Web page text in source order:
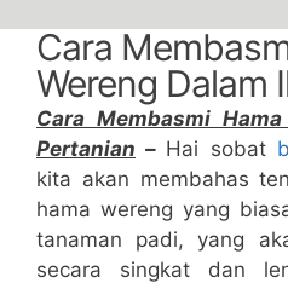
Cara
Wereng Dalam
Cara Membasmi
Pertanian – Hai sobat
kita akan membahas
hama wereng yang
tanaman padi, yang
secara singkat dan